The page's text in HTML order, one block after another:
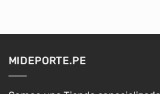
MIDEPORTE.PE